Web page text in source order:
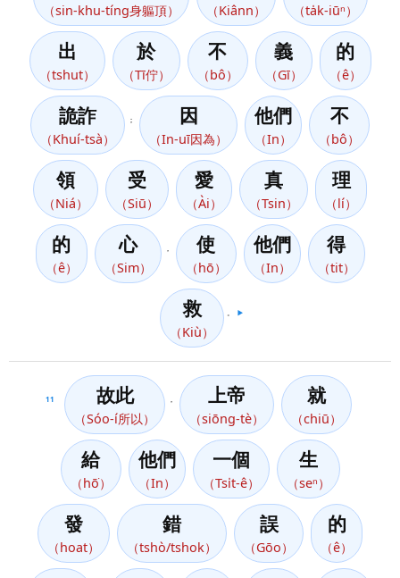
（sin-khu-tíng身軀頂） （Kiânn） （ta̍k-iūⁿ）
出
（tshut）
於
（Tī佇）
不
（bô）
義
（Gī）
的
（ê）
詭詐
（Khuí-tsà）
； 因
（In-uī因為）
他們
（In）
不
（bô）
領
（Niá）
受
（Siū）
愛
（Ài）
真
（Tsin）
理
（lí）
的
（ê）
心
（Sim）
使
（hō）
他們
（In）
得
（tit）
救
（Kiù）
▶️
11 故此
（Sóo-í所以）
上帝
（siōng-tè）
就
（chiū）
給
（hō͘）
他們
（In）
一個
（Tsi̍t-ê）
生
（seⁿ）
發
（hoat）
錯
（tshò/tshok）
誤
（Gōo）
的
（ê）